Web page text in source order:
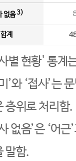
없음3)
합계
별 현황' 통계
’와 ‘접사’는
층위로 처리함.
없음’은 ‘어
말함.